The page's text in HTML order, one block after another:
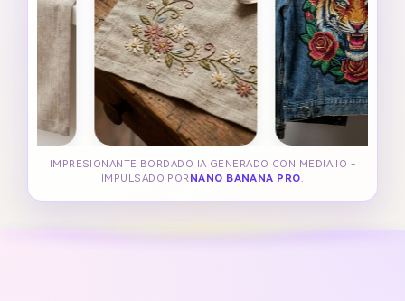
IMPRESIONANTE BORDADO IA GENERADO CON MEDIA.IO -
IMPULSADO POR NANO BANANA PRO.